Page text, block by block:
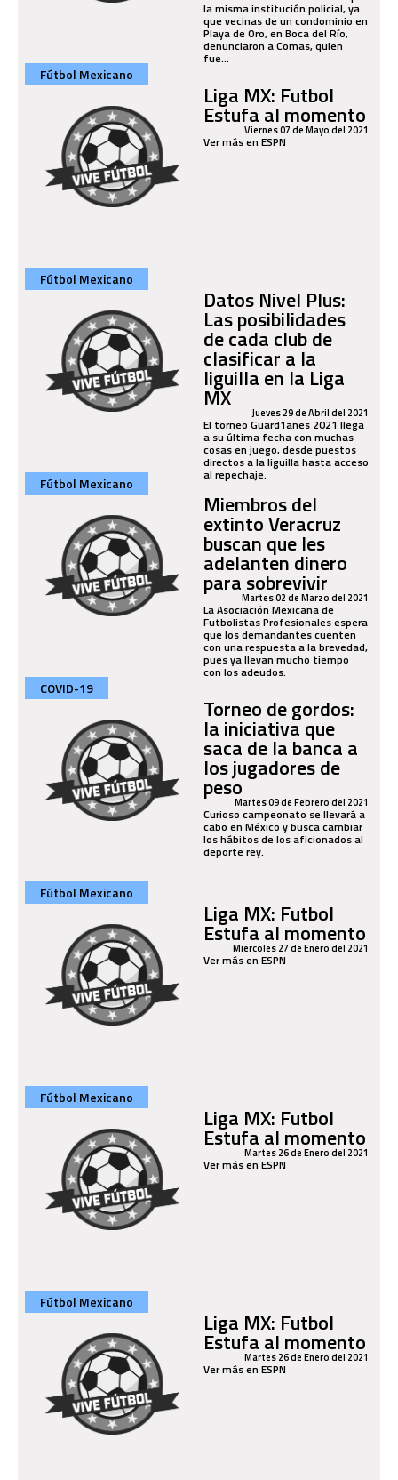
la misma institución policial, ya
que vecinas de un condominio en
Playa de Oro, en Boca del Río,
denunciaron a Comas, quien
fue...
Fútbol Mexicano
Liga MX: Futbol
Estufa al momento
Viernes 07 de Mayo del 2021
Ver más en ESPN
Fútbol Mexicano
Datos Nivel Plus:
Las posibilidades
de cada club de
clasificar a la
liguilla en la Liga
MX Jueves 29 de Abril del 2021
El torneo Guard1anes 2021 llega
a su última fecha con muchas
cosas en juego, desde puestos
directos a la liguilla hasta acceso
al repechaje.
Fútbol Mexicano
Miembros del
extinto Veracruz
buscan que les
adelanten dinero
para sobrevivir
Martes 02 de Marzo del 2021
La Asociación Mexicana de
Futbolistas Profesionales espera
que los demandantes cuenten
con una respuesta a la brevedad,
pues ya llevan mucho tiempo
con los adeudos.
COVID-19
Torneo de gordos:
la iniciativa que
saca de la banca a
los jugadores de
pesoMartes 09 de Febrero del 2021
Curioso campeonato se llevará a
cabo en México y busca cambiar
los hábitos de los aficionados al
deporte rey.
Fútbol Mexicano
Liga MX: Futbol
Estufa al momento
Miercoles 27 de Enero del 2021
Ver más en ESPN
Fútbol Mexicano
Liga MX: Futbol
Estufa al momento
Martes 26 de Enero del 2021
Ver más en ESPN
Fútbol Mexicano
Liga MX: Futbol
Estufa al momento
Martes 26 de Enero del 2021
Ver más en ESPN